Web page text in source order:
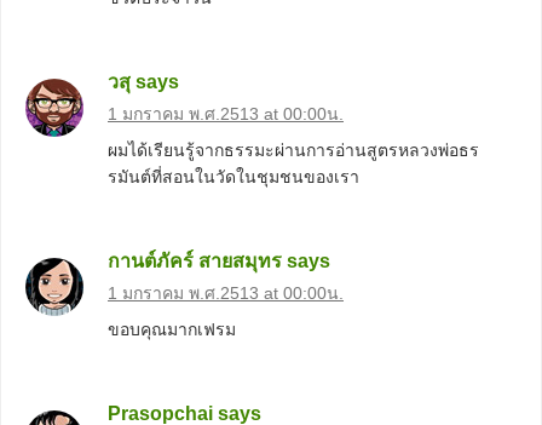
วสุ says
1 มกราคม พ.ศ.2513 at 00:00น.
ผมได้เรียนรู้จากธรรมะผ่านการอ่านสูตรหลวงพ่อธร
รมันต์ที่สอนในวัดในชุมชนของเรา
กานต์ภัคร์ สายสมุทร says
1 มกราคม พ.ศ.2513 at 00:00น.
ขอบคุณมากเฟรม
Prasopchai says